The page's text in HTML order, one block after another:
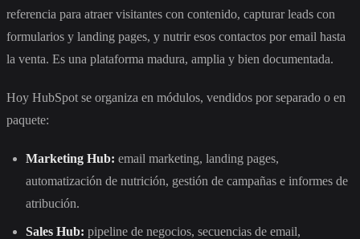
referencia para atraer visitantes con contenido, capturar leads con
formularios y landing pages, y nutrir esos contactos por email hasta
la venta. Es una plataforma madura, amplia y bien documentada.
Hoy HubSpot se organiza en módulos, vendidos por separado o en
paquete:
Marketing Hub: email marketing, landing pages,
automatización de nutrición, gestión de campañas e informes de
atribución.
Sales Hub: pipeline de negocios, secuencias de email,